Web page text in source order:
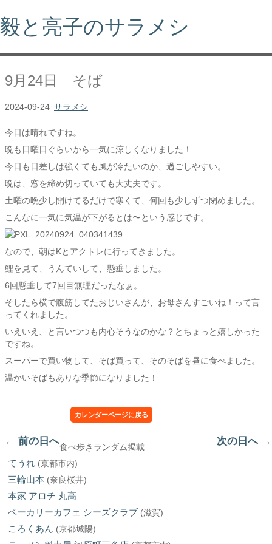
毅と亮子のサラメシ
9月24日 そば
2024-09-24 サラメシ
今日は晴れですね。
晩も日曜日ぐらいから一気に涼しくなりました！
今日も日差しは強くても風が冷たいのか、過ごしやすい。
晩は、窓を締め切っていても大丈夫です。
土曜の晩少し開けてるだけで寒くて、何回も少しずつ閉めました。
こんなに一気に気温が下がるとは〜という感じです。
なので、朝はKとアクトレに行ってきました。
鯉を見て、うんていして、懸垂しました。
6回懸垂して7回目無理だったなぁ。
そしたら横で腹筋してたおじいさんが、お母さんすごいね！って言
ってくれました。
いえいえ、と言いつつも内心そうなのかな？とちょっと嬉しかった
ですね。
スーパーで買い物して、そば買って、そのそばを昼に食べました。
温かいそばもありな季節になりました！
カレンダーページに戻る
← 前の日へ 次の日へ →
食べ歩きランダム掲載
てうれ (京都市内)
三輪山本 (奈良桜井)
本家 アロチ 丸高
ベーカリーカフェ シーズクラブ (滋賀)
ころくあん (京都城陽)